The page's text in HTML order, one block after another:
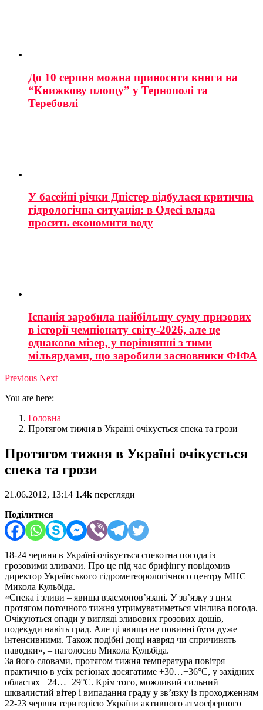
До 10 серпня можна приносити книги на
“Книжкову площу” у Тернополі та
Теребовлі
У басейні річки Дністер відбулася критична
гідрологічна ситуація: в Одесі влада
просить економити воду
Іспанія заробила найбільшу суму призових
в історії чемпіонату світу-2026, але це
однаково мізер, у порівнянні з тими
мільярдами, що заробили засновники ФІФА
Previous Next
You are here:
Головна
Протягом тижня в Україні очікується спека та грози
Протягом тижня в Україні очікується
спека та грози
21.06.2012, 13:14 1.4k перегляди
Поділитися
18-24 червня в Україні очікується спекотна погода із
грозовими зливами. Про це під час брифінгу повідомив
директор Українського гідрометеорологічного центру МНС
Микола Кульбіда.
«Спека і зливи – явища взаємопов’язані. У зв’язку з цим
протягом поточного тижня утримуватиметься мінлива погода.
Очікуються опади у вигляді зливових грозових дощів,
подекуди навіть град. Але ці явища не повинні бути дуже
інтенсивними. Також подібні дощі навряд чи спричинять
паводки», – наголосив Микола Кульбіда.
За його словами, протягом тижня температура повітря
практично в усіх регіонах досягатиме +30…+36°C, у західних
областях +24…+29°C. Крім того, можливий сильний
шквалистий вітер і випадання граду у зв’язку із проходженням
22-23 червня територією України активного атмосферного